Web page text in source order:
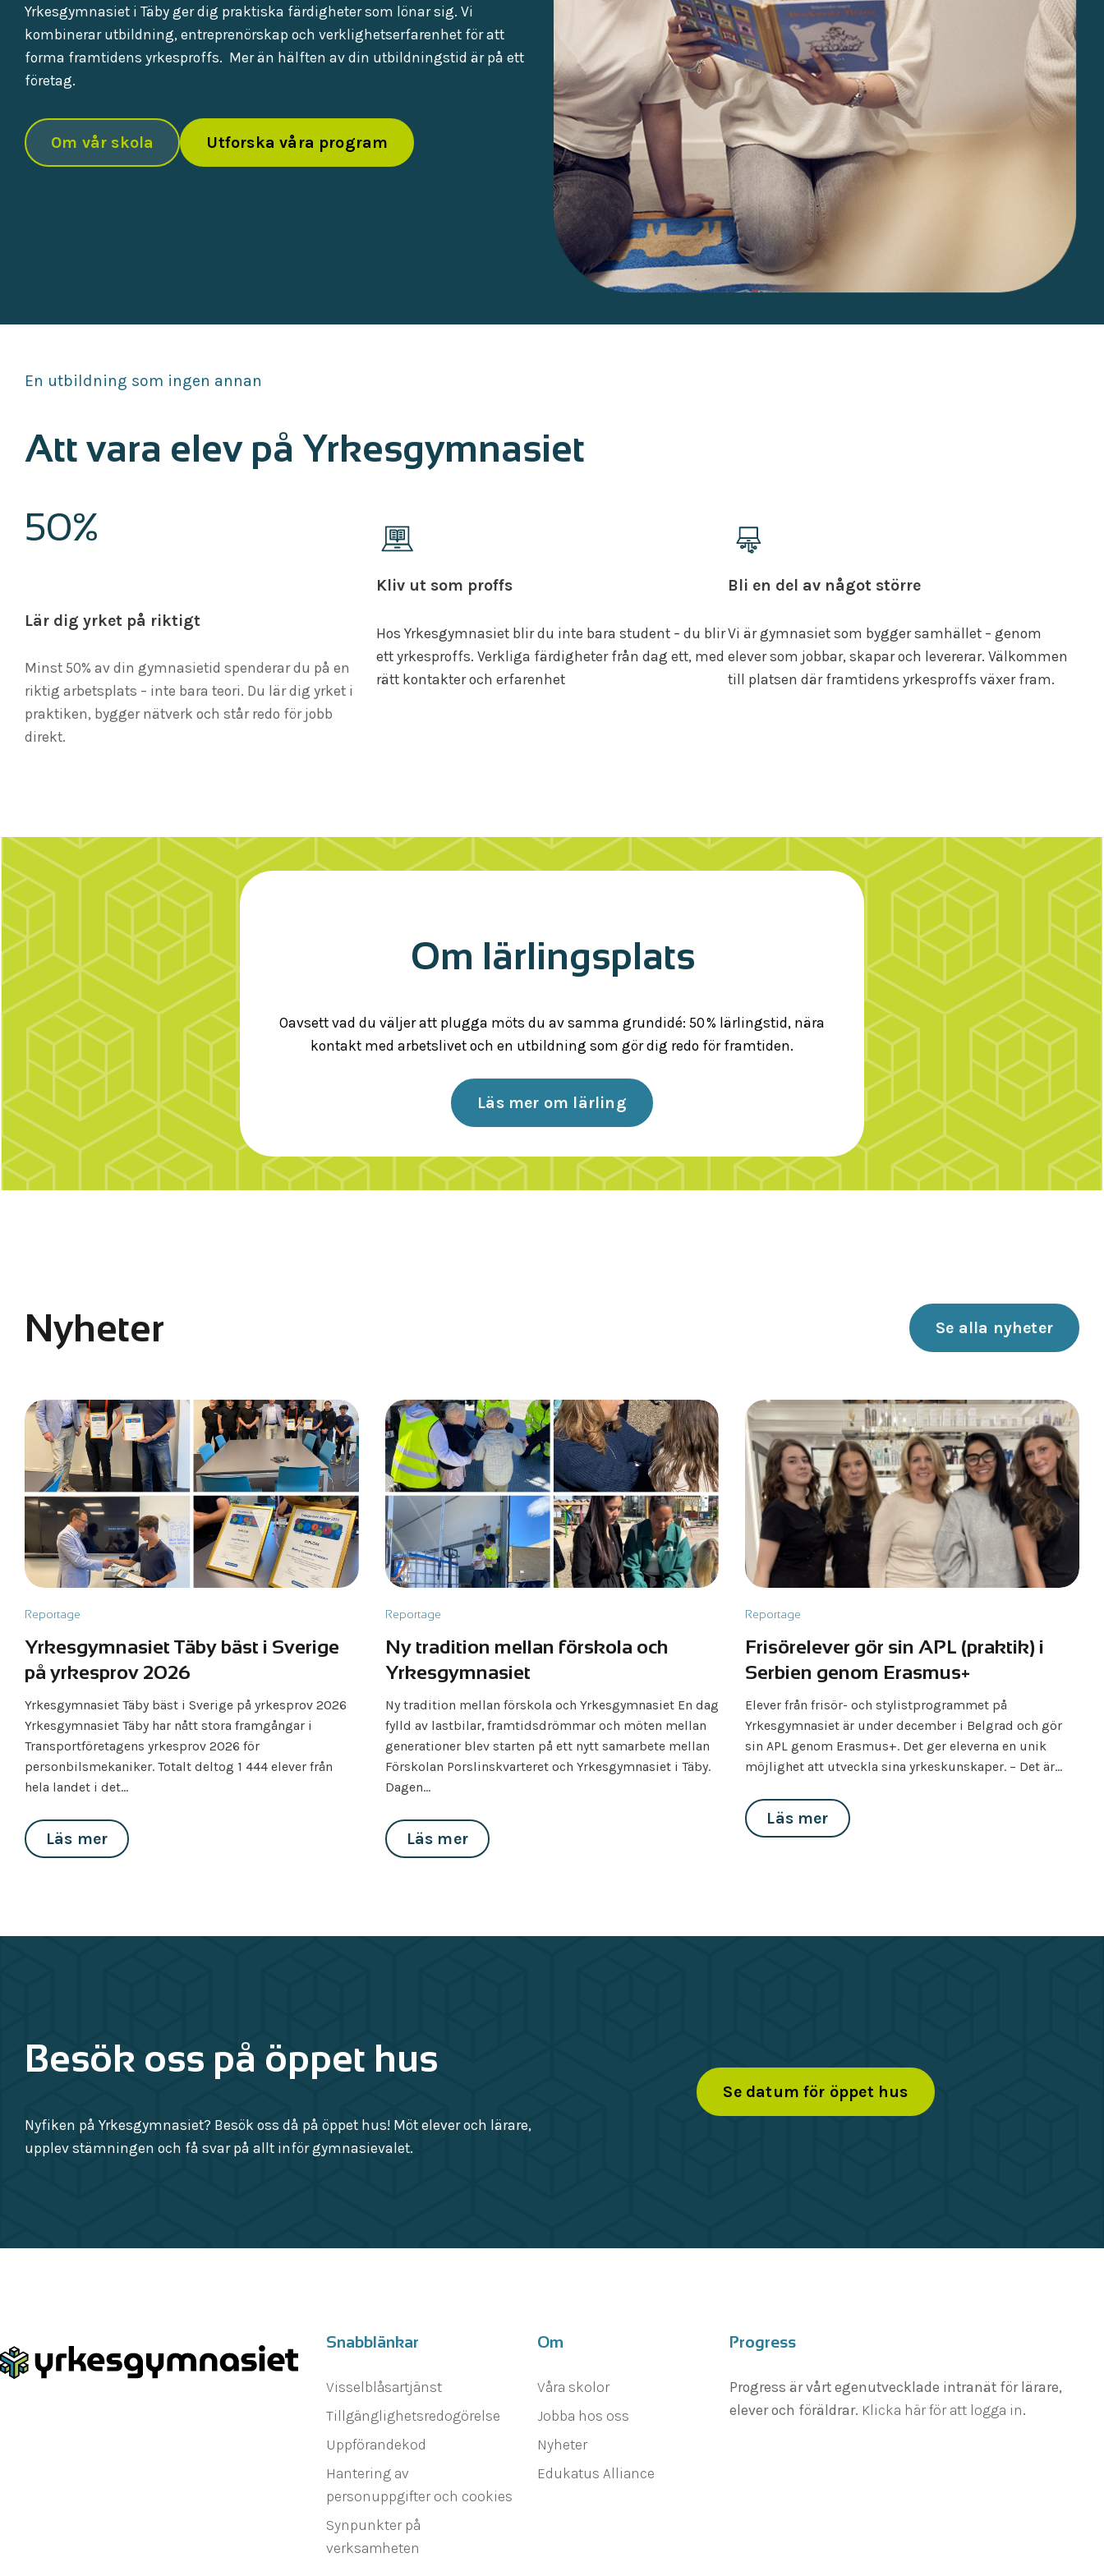
Yrkesgymnasiet i Täby ger dig praktiska färdigheter som lönar sig. Vi
kombinerar utbildning, entreprenörskap och verklighetserfarenhet för att
forma framtidens yrkesproffs. Mer än hälften av din utbildningstid är på ett
företag.
Om vår skola Utforska våra program
En utbildning som ingen annan
Att vara elev på Yrkesgymnasiet
50%
Lär dig yrket på riktigt
Minst 50% av din gymnasietid spenderar du på en
riktig arbetsplats – inte bara teori. Du lär dig yrket i
praktiken, bygger nätverk och står redo för jobb
direkt.
Kliv ut som proffs
Hos Yrkesgymnasiet blir du inte bara student – du blir
ett yrkesproffs. Verkliga färdigheter från dag ett, med
rätt kontakter och erfarenhet
Bli en del av något större
Vi är gymnasiet som bygger samhället – genom
elever som jobbar, skapar och levererar. Välkommen
till platsen där framtidens yrkesproffs växer fram.
Om lärlingsplats
Oavsett vad du väljer att plugga möts du av samma grundidé: 50 % lärlingstid, nära
kontakt med arbetslivet och en utbildning som gör dig redo för framtiden.
Läs mer om lärling
Reportage
Yrkes­gymnasiet Täby bäst i Sverige
på yrkesprov 2026
Yrkes­gymnasiet Täby bäst i Sverige på yrkesprov 2026
Yrkesgymnasiet Täby har nått stora framgångar i
Transportföretagens yrkesprov 2026 för
personbilsmekaniker. Totalt deltog 1 444 elever från
hela landet i det…
Läs mer
Reportage
Ny tradition mellan förskola och
Yrkes­gymnasiet
Ny tradition mellan förskola och Yrkes­gymnasiet En dag
fylld av lastbilar, framtidsdrömmar och möten mellan
generationer blev starten på ett nytt samarbete mellan
Förskolan Porslinskvarteret och Yrkesgymnasiet i Täby.
Dagen…
Läs mer
Reportage
Frisörelever gör sin APL (praktik) i
Serbien genom Erasmus+
Elever från frisör- och stylistprogrammet på
Yrkesgymnasiet är under december i Belgrad och gör
sin APL genom Erasmus+. Det ger eleverna en unik
möjlighet att utveckla sina yrkeskunskaper. – Det är…
Läs mer
Nyheter Se alla nyheter
Besök oss på öppet hus
Nyfiken på Yrkesgymnasiet? Besök oss då på öppet hus! Möt elever och lärare,
upplev stämningen och få svar på allt inför gymnasievalet.
Se datum för öppet hus
Snabblänkar
Visselblåsartjänst
Tillgänglighetsredogörelse
Uppförandekod
Hantering av
personuppgifter och cookies
Synpunkter på
verksamheten
Om
Våra skolor
Jobba hos oss
Nyheter
Edukatus Alliance
Progress
Progress är vårt egenutvecklade intranät för lärare,
elever och föräldrar. Klicka här för att logga in.